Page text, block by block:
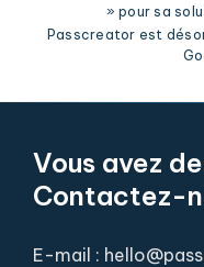
» pour sa
Passcreator est
Vous avez
Contactez-
E-mail :